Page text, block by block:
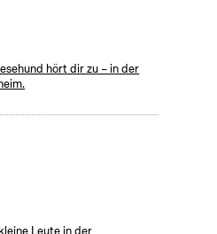
hört dir zu – in der